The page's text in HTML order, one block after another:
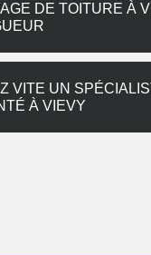
DE TOITURE À
VITE UN
À VIEVY